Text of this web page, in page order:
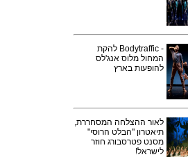
- Bodytraffic להקת
המחול מלוס אנג'לס
להופעות בארץ
לאור ההצלחה המסחררת,
תיאטרון "הבלט הרוסי"
מסנט פטרסבורג חוזר
לישראל!